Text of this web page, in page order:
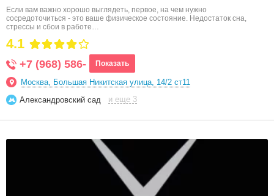
Если вам важно хорошо выглядеть, первое, на чем нужно
сосредоточиться - это ваше физическое состояние. Недостаток сна,
стрессы и сбои в работе…
4.1
+7 (968) 586- Показать
Москва, Большая Никитская улица, 14/2 ст11
Александровский сад
и еще 3